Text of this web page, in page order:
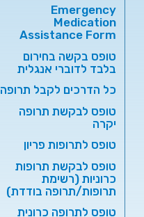
Emergency
Medication
Assistance Form
טופס בקשה בחירום
בלבד לדוברי אנגלית
כל הדרכים לקבל תרופה
טופס לבקשת תרופה
יקרה
טופס לתרופות פריון
טופס לבקשת תרופות
כרוניות (רשימת
תרופות/תרופה בודדת)
טופס לתרופה כרונית